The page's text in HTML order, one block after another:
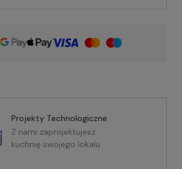
Projekty Technologiczne
Z nami zaprojektujesz
kuchnię swojego lokalu